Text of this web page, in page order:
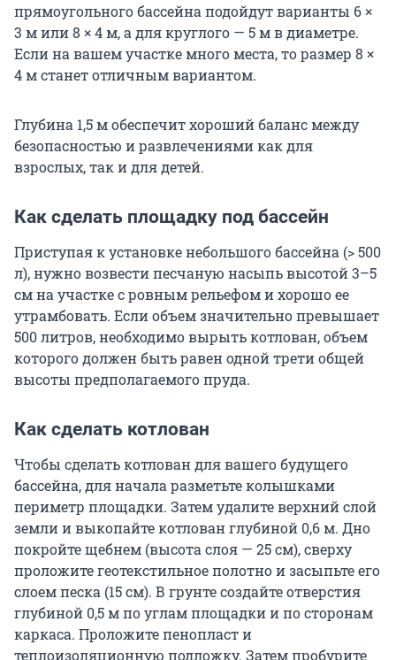
прямоугольного бассейна подойдут варианты 6 ×
3 м или 8 × 4 м, а для круглого — 5 м в диаметре.
Если на вашем участке много места, то размер 8 ×
4 м станет отличным вариантом.
Глубина 1,5 м обеспечит хороший баланс между
безопасностью и развлечениями как для
взрослых, так и для детей.
Как сделать площадку под бассейн
Приступая к установке небольшого бассейна (> 500
л), нужно возвести песчаную насыпь высотой 3–5
см на участке с ровным рельефом и хорошо ее
утрамбовать. Если объем значительно превышает
500 литров, необходимо вырыть котлован, объем
которого должен быть равен одной трети общей
высоты предполагаемого пруда.
Как сделать котлован
Чтобы сделать котлован для вашего будущего
бассейна, для начала разметьте колышками
периметр площадки. Затем удалите верхний слой
земли и выкопайте котлован глубиной 0,6 м. Дно
покройте щебнем (высота слоя — 25 см), сверху
проложите геотекстильное полотно и засыпьте его
слоем песка (15 см). В грунте создайте отверстия
глубиной 0,5 м по углам площадки и по сторонам
каркаса. Проложите пенопласт и
теплоизоляционную подложку. Затем пробурите